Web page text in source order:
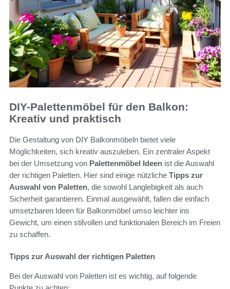
DIY-Palettenmöbel für den Balkon:
Kreativ und praktisch
Die Gestaltung von DIY Balkonmöbeln bietet viele
Möglichkeiten, sich kreativ auszuleben. Ein zentraler Aspekt
bei der Umsetzung von Palettenmöbel Ideen ist die Auswahl
der richtigen Paletten. Hier sind einige nützliche Tipps zur
Auswahl von Paletten, die sowohl Langlebigkeit als auch
Sicherheit garantieren. Einmal ausgewählt, fallen die einfach
umsetzbaren Ideen für Balkonmöbel umso leichter ins
Gewicht, um einen stilvollen und funktionalen Bereich im Freien
zu schaffen.
Tipps zur Auswahl der richtigen Paletten
Bei der Auswahl von Paletten ist es wichtig, auf folgende